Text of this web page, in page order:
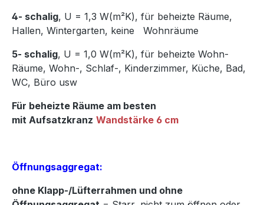
4- schalig, U = 1,3 W(m²K), für beheizte Räume,
Hallen, Wintergarten, keine Wohnräume
5- schalig, U = 1,0 W(m²K), für beheizte Wohn-
Räume, Wohn-, Schlaf-, Kinderzimmer, Küche, Bad,
WC, Büro usw
Für beheizte Räume am besten
mit Aufsatzkranz Wandstärke 6 cm
Öffnungsaggregat:
ohne Klapp-/Lüfterrahmen und ohne